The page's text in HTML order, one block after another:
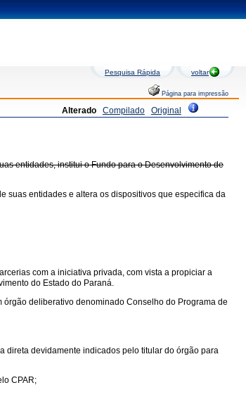
Pesquisa Rápida voltar
Página para impressão
Alterado Compilado Original
entidades, institui o Fundo para o Desenvolvimento de
suas entidades e altera os dispositivos que especifica da
com a iniciativa privada, com vista a propiciar a
do Estado do Paraná.
deliberativo denominado Conselho do Programa de
direta devidamente indicados pelo titular do órgão para
CPAR;